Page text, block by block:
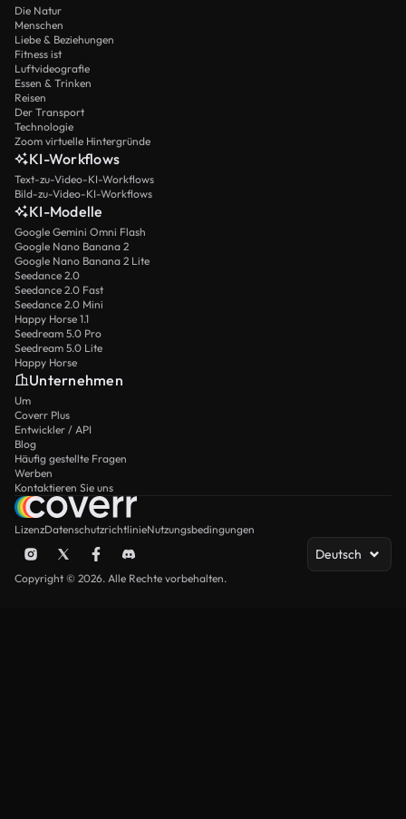
Die Natur
Menschen
Liebe & Beziehungen
Fitness ist
Luftvideografie
Essen & Trinken
Reisen
Der Transport
Technologie
Zoom virtuelle Hintergründe
KI-Workflows
Text-zu-Video-KI-Workflows
Bild-zu-Video-KI-Workflows
KI-Modelle
Google Gemini Omni Flash
Google Nano Banana 2
Google Nano Banana 2 Lite
Seedance 2.0
Seedance 2.0 Fast
Seedance 2.0 Mini
Happy Horse 1.1
Seedream 5.0 Pro
Seedream 5.0 Lite
Happy Horse
Unternehmen
Um
Coverr Plus
Entwickler / API
Blog
Häufig gestellte Fragen
Werben
Kontaktieren Sie uns
LizenzDatenschutzrichtlinieNutzungsbedingungen
Deutsch
Copyright © 2026. Alle Rechte vorbehalten.